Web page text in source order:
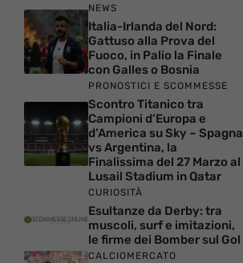
NEWS
Italia-Irlanda del Nord:
Gattuso alla Prova del
Fuoco, in Palio la Finale
con Galles o Bosnia
PRONOSTICI E SCOMMESSE
Scontro Titanico tra
Campioni d’Europa e
d’America su Sky – Spagna
vs Argentina, la
Finalissima del 27 Marzo al
Lusail Stadium in Qatar
CURIOSITÀ
Esultanze da Derby: tra
muscoli, surf e imitazioni,
le firme dei Bomber sul Gol
CALCIOMERCATO